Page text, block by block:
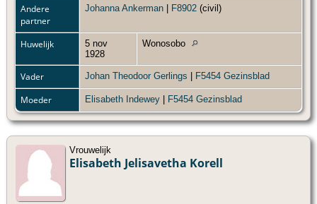
Andere
partner
Johanna Ankerman F8902 (civil)
Huwelijk
5 nov
1928
Wonosobo
Vader Johan Theodoor Gerlings F5454 Gezinsblad
Moeder Elisabeth Indewey F5454 Gezinsblad
Vrouwelijk
Elisabeth Jelisavetha Korell